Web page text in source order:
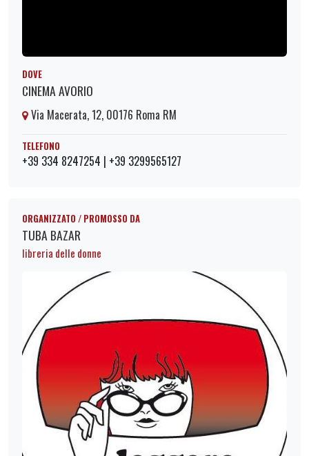
DOVE
CINEMA AVORIO
Via Macerata, 12, 00176 Roma RM
TELEFONO
+39 334 8247254 | +39 3299565127
ORGANIZZATO / PROMOSSO DA
TUBA BAZAR
libreria delle donne